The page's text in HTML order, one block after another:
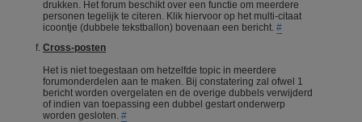
drukken. Het forum beschikt over een functie om meerdere
personen tegelijk te citeren. Klik hiervoor op het multi-citaat
icoontje (dubbele tekstballon) bovenaan een bericht. #
Cross-posten
Het is niet toegestaan om hetzelfde topic in meerdere
forumonderdelen aan te maken. Bij constatering zal ofwel 1
bericht worden overgelaten en de overige dubbels verwijderd
of indien van toepassing een dubbel gestart onderwerp
worden gesloten. #